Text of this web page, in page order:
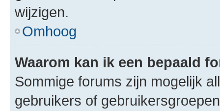
wijzigen.
Omhoog
Waarom kan ik een bepaald
Sommige forums zijn mogelijk
gebruikers of